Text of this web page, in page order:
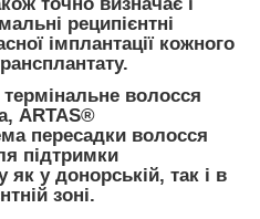
реципієнтні
імплантації кожного
волосся
ARTAS®
пересадки волосся
підтримки
у донорській, так і в
зоні.